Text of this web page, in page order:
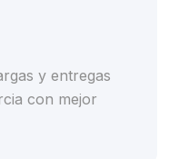
y entregas
con mejor